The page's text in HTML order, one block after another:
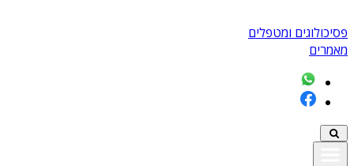
פסיכולוגים ומטפלים
מאמרים